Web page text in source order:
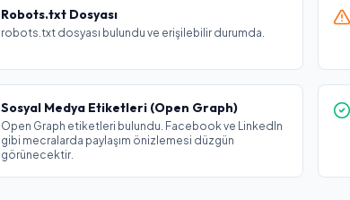
Robots.txt Dosyası
robots.txt dosyası bulundu ve erişilebilir durumda.
Sosyal Medya Etiketleri (Open Graph)
Open Graph etiketleri bulundu. Facebook ve LinkedIn
gibi mecralarda paylaşım önizlemesi düzgün
görünecektir.